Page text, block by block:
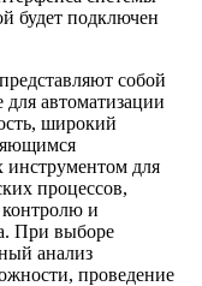
будет подключен
собой
для автоматизации
широкий
инструментом для
процессов,
и
При выборе
анализ
проведение